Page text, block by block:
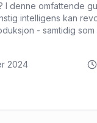
I denne omfattende
intelligens kan
- samtidig
2024